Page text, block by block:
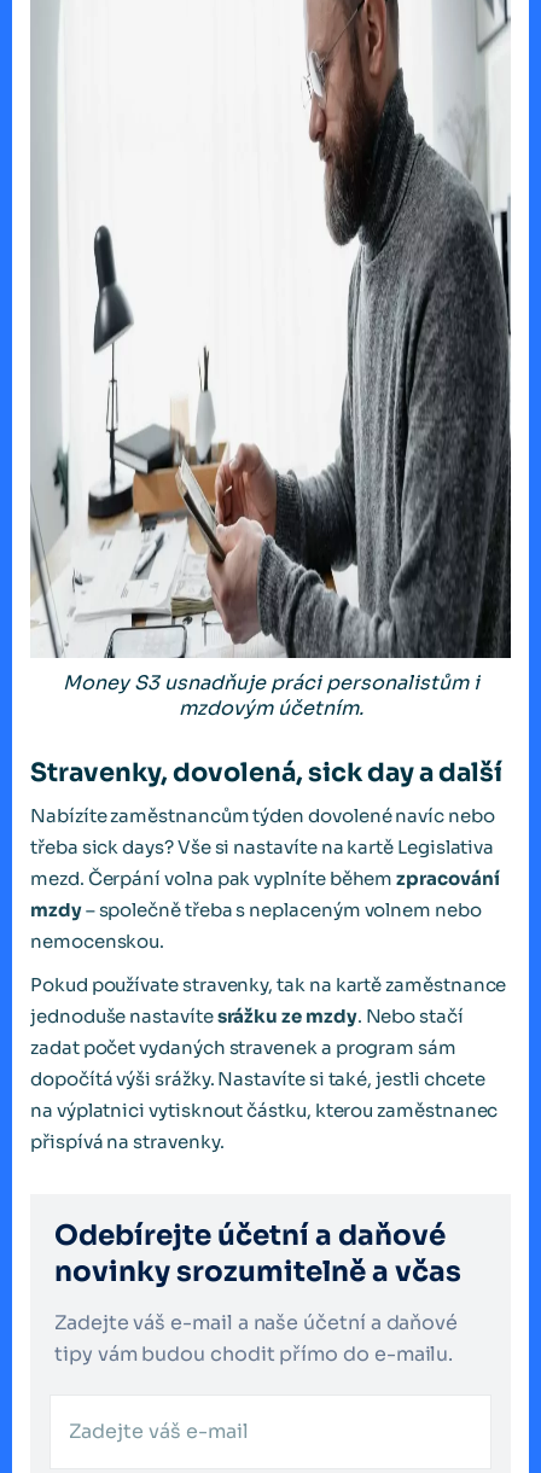
Money S3 usnadňuje práci personalistům i
mzdovým účetním.
Stravenky, dovolená, sick day a další
Nabízíte zaměstnancům týden dovolené navíc nebo
třeba sick days? Vše si nastavíte na kartě Legislativa
mezd. Čerpání volna pak vyplníte běhemzpracování
mzdy– společně třeba s neplaceným volnem nebo
nemocenskou.
Pokud používate stravenky, tak na kartě zaměstnance
jednoduše nastavítesrážku ze mzdy. Nebo stačí
zadat počet vydaných stravenek a program sám
dopočítá výši srážky. Nastavíte si také, jestli chcete
na výplatnici vytisknout částku, kterou zaměstnanec
přispívá na stravenky.
Odebírejte účetní a daňové
novinky srozumitelně a včas
Zadejte váš e-mail a naše účetní a daňové
tipy vám budou chodit přímo do e-mailu.